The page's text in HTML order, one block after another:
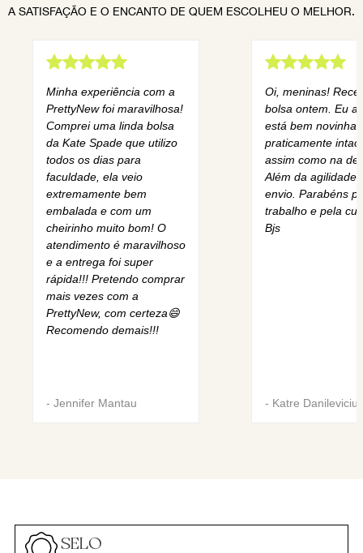
A SATISFAÇÃO E O ENCANTO DE QUEM ESCOLHEU O MELHOR.
Minha experiência com a
PrettyNew foi maravilhosa!
Comprei uma linda bolsa
da Kate Spade que utilizo
todos os dias para
faculdade, ela veio
extremamente bem
embalada e com um
cheirinho muito bom! O
atendimento é maravilhoso
e a entrega foi super
rápida!!! Pretendo comprar
mais vezes com a
PrettyNew, com certeza😄
Recomendo demais!!!
- Jennifer Mantau
Oi, meninas!
bolsa ontem. Eu
está bem novinha,
praticamente
assim como na
Além da agilidade
envio. Parabéns
trabalho e pela
Bjs
- Katre Danilevicius
SELO